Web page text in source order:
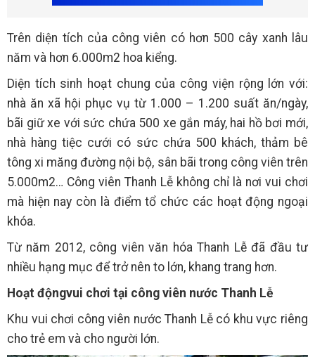
Trên diện tích của công viên có hơn 500 cây xanh lâu
năm và hơn 6.000m2 hoa kiểng.
Diện tích sinh hoạt chung của công viện rộng lớn với:
nhà ăn xã hội phục vụ từ 1.000 – 1.200 suất ăn/ngày,
bãi giữ xe với sức chứa 500 xe gắn máy, hai hồ bơi mới,
nhà hàng tiệc cưới có sức chứa 500 khách, thảm bê
tông xi măng đường nội bộ, sân bãi trong công viên trên
5.000m2… Công viên Thanh Lễ không chỉ là nơi vui chơi
mà hiện nay còn là điểm tổ chức các hoạt động ngoại
khóa.
Từ năm 2012, công viên văn hóa Thanh Lễ đã đầu tư
nhiều hạng mục để trở nên to lớn, khang trang hơn.
Hoạt độngvui chơi tại công viên nước Thanh Lễ
Khu vui chơi công viên nước Thanh Lễ có khu vực riêng
cho trẻ em và cho người lớn.